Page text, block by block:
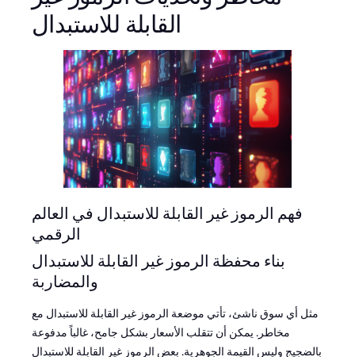
القابلة للاستبدال
فهم الرموز غير القابلة للاستبدال في العالم
الرقمي
بناء محفظة الرموز غير القابلة للاستبدال
والمضاربة
مثل أي سوق ناشئ، تأتي موضعة الرموز غير القابلة للاستبدال مع
مخاطر. يمكن أن تتقلب الأسعار بشكل جامح، غالباً مدفوعة
بالضجيج وليس القيمة الجوهرية. بعض الرموز غير القابلة للاستبدال